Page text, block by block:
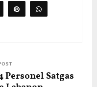
Personel Satgas